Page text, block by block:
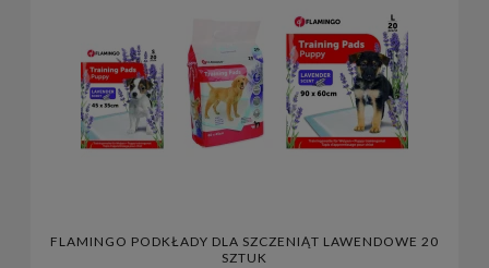
FLAMINGO PODKŁADY DLA SZCZENIĄT LAWENDOWE 20
SZTUK